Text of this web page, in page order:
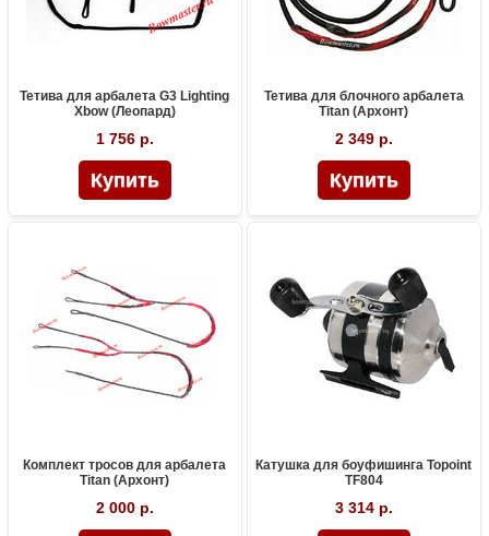
Тетива для арбалета G3 Lighting
Xbow (Леопард)
1 756 р.
Тетива для блочного арбалета
Titan (Архонт)
2 349 р.
Комплект тросов для арбалета
Titan (Архонт)
2 000 р.
Катушка для боуфишинга Topoint
TF804
3 314 р.